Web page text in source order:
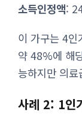
소득인정액:
이 가구는 4
약 48%에 해
능하지만 의
사례 2: 1인